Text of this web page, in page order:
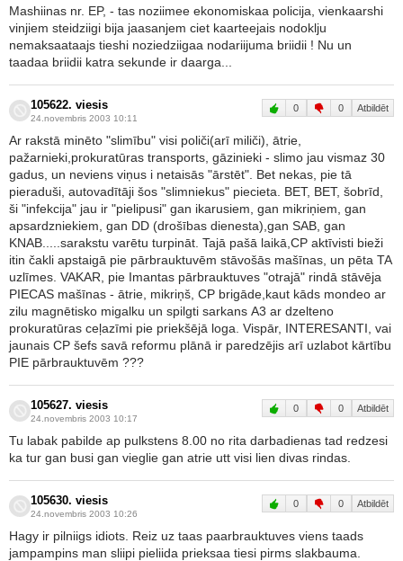
Mashiinas nr. EP, - tas noziimee ekonomiskaa policija, vienkaarshi
vinjiem steidziigi bija jaasanjem ciet kaarteejais nodoklju
nemaksaataajs tieshi noziedziigaa nodariijuma briidii ! Nu un
taadaa briidii katra sekunde ir daarga...
105622. viesis
24.novembris 2003 10:11
0 0 Atbildēt
Ar rakstā minēto "slimību" visi poliči(arī miliči), ātrie,
pažarnieki,prokuratūras transports, gāzinieki - slimo jau vismaz 30
gadus, un neviens viņus i netaisās "ārstēt". Bet nekas, pie tā
pieraduši, autovadītāji šos "slimniekus" piecieta. BET, BET, šobrīd,
ši "infekcija" jau ir "pielipusi" gan ikarusiem, gan mikriņiem, gan
apsardzniekiem, gan DD (drošības dienesta),gan SAB, gan
KNAB.....sarakstu varētu turpināt. Tajā pašā laikā,CP aktīvisti bieži
itin čakli apstaigā pie pārbrauktuvēm stāvošās mašīnas, un pēta TA
uzlīmes. VAKAR, pie Imantas pārbrauktuves "otrajā" rindā stāvēja
PIECAS mašīnas - ātrie, mikriņš, CP brigāde,kaut kāds mondeo ar
zilu magnētisko migalku un spilgti sarkans A3 ar dzelteno
prokuratūras ceļazīmi pie priekšējā loga. Vispār, INTERESANTI, vai
jaunais CP šefs savā reformu plānā ir paredzējis arī uzlabot kārtību
PIE pārbrauktuvēm ???
105627. viesis
24.novembris 2003 10:17
0 0 Atbildēt
Tu labak pabilde ap pulkstens 8.00 no rita darbadienas tad redzesi
ka tur gan busi gan vieglie gan atrie utt visi lien divas rindas.
105630. viesis
24.novembris 2003 10:26
0 0 Atbildēt
Hagy ir pilniigs idiots. Reiz uz taas paarbrauktuves viens taads
jampampins man sliipi pieliida prieksaa tiesi pirms slakbauma.